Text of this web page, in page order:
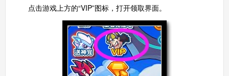
点击游戏上方的“VIP”图标，打开领取界面。